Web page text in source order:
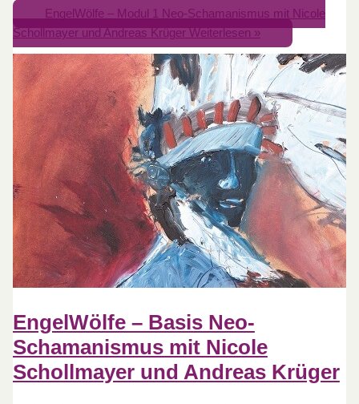
EngelWölfe – Modul 1 Neo-Schamanismus mit Nicole
Schollmayer und Andreas KrügerWeiterlesen »
EngelWölfe – Basis Neo-
Schamanismus mit Nicole
Schollmayer und Andreas Krüger